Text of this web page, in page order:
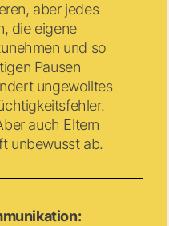
aber jedes
die eigene
und so
Pausen
ungewolltes
auch Eltern
unbewusst ab.